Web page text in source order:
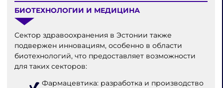
БИОТЕХНОЛОГИИ И МЕДИЦИНА
Сектор здравоохранения в Эстонии также
подвержен инновациям, особенно в области
биотехнологий, что предоставляет возможности
для таких секторов:
Фармацевтика: разработка и производство